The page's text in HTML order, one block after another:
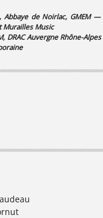
Abbaye de Noirlac, GMEM —
Music
DRAC Auvergne Rhône-